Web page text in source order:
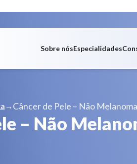
Sobre nósEspecialidades
– Não
→ Câncer de Pele – Não Melanoma